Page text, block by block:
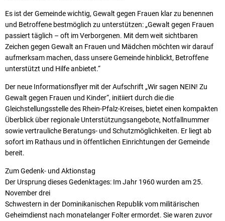
Es ist der Gemeinde wichtig, Gewalt gegen Frauen klar zu benennen
und Betroffene bestmöglich zu unterstützen: „Gewalt gegen Frauen
passiert täglich – oft im Verborgenen. Mit dem weit sichtbaren
Zeichen gegen Gewalt an Frauen und Mädchen möchten wir darauf
aufmerksam machen, dass unsere Gemeinde hinblickt, Betroffene
unterstützt und Hilfe anbietet.“
Der neue Informationsflyer mit der Aufschrift „Wir sagen NEIN! Zu
Gewalt gegen Frauen und Kinder“, initiiert durch die die
Gleichstellungsstelle des Rhein-Pfalz-Kreises, bietet einen kompakten
Überblick über regionale Unterstützungsangebote, Notfallnummer
sowie vertrauliche Beratungs- und Schutzmöglichkeiten. Er liegt ab
sofort im Rathaus und in öffentlichen Einrichtungen der Gemeinde
bereit.
Zum Gedenk- und Aktionstag
Der Ursprung dieses Gedenktages: Im Jahr 1960 wurden am 25.
November drei
Schwestern in der Dominikanischen Republik vom militärischen
Geheimdienst nach monatelanger Folter ermordet. Sie waren zuvor